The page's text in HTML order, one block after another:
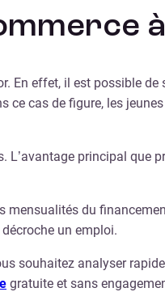
En effet, il est possible de
ce cas de figure, les
principal que
mensualités du
un emploi.
souhaitez analyser
gratuite et sans